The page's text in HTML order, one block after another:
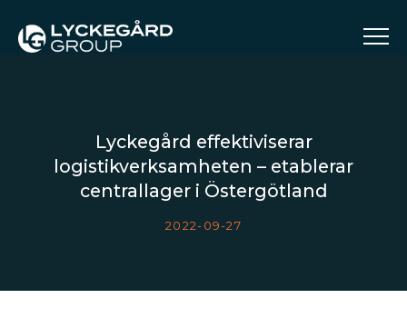
Lyckegård effektiviserar
logistikverksamheten – etablerar
centrallager i Östergötland
2022-09-27